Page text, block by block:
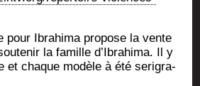
pour Ibra­hi­ma pro­pose la vente
la famille d’I­bra­hi­ma. Il y
et chaque modèle à été seri­gra­